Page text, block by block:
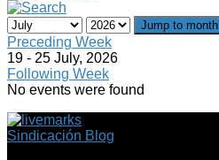
Jump to month
Preceding Week
19 - 25 July, 2026
Following Week
No events were found
Sindicación Blog